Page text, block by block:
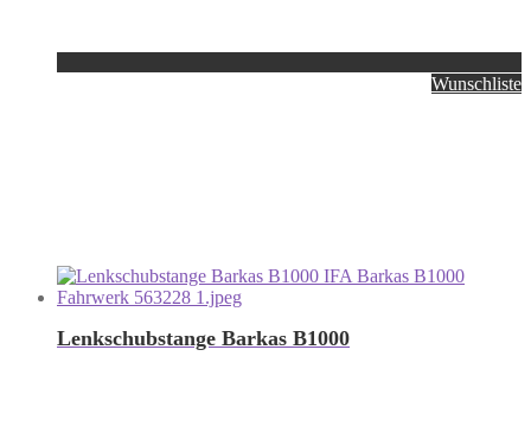
Wunschliste
Lenkschubstange Barkas B1000